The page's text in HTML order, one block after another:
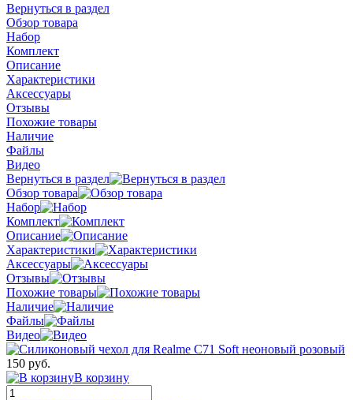
Вернуться в раздел
Обзор товара
Набор
Комплект
Описание
Характеристики
Аксессуары
Отзывы
Похожие товары
Наличие
Файлы
Видео
Вернуться в раздел
Обзор товара
Набор
Комплект
Описание
Характеристики
Аксессуары
Отзывы
Похожие товары
Наличие
Файлы
Видео
150 руб.
В корзину